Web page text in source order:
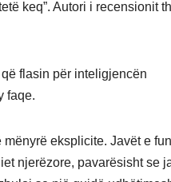
keq”. Autori i recensionit
flasin për inteligjencën
faqe.
eksplicite. Javët e
njerëzore, pavarësisht se